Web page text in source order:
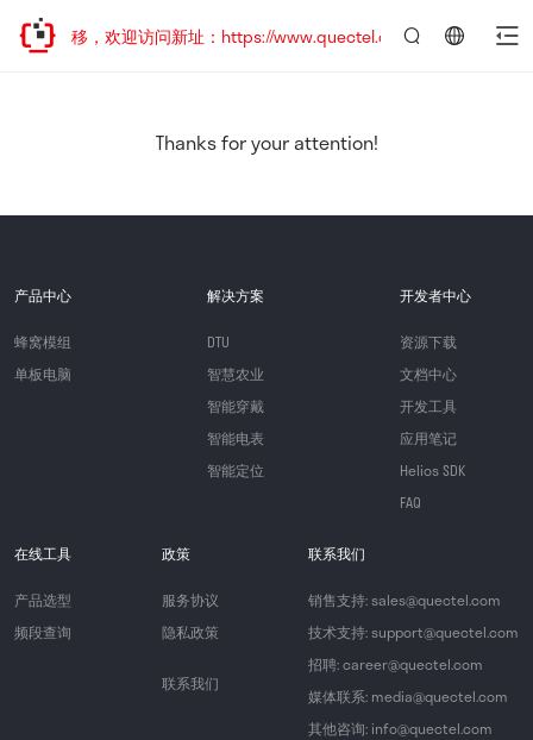
址已迁移，欢迎访问新址：https://www.quectel.com.cn
Thanks for your attention!
产品中心
蜂窝模组
单板电脑
解决方案
DTU
智慧农业
智能穿戴
智能电表
智能定位
开发者中心
资源下载
文档中心
开发工具
应用笔记
Helios SDK
FAQ
在线工具
产品选型
频段查询
政策
服务协议
隐私政策
联系我们
联系我们
销售支持: sales@quectel.com
技术支持: support@quectel.com
招聘: career@quectel.com
媒体联系: media@quectel.com
其他咨询: info@quectel.com